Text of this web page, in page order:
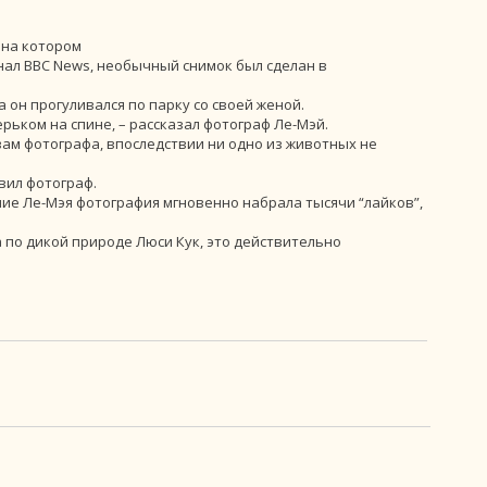
котором
BBС News, необычный снимок был сделан в
прогуливался по парку со своей женой.
на спине, – рассказал фотограф Ле-Мэй.
фотографа, впоследствии ни одно из животных не
фотограф.
Ле-Мэя фотография мгновенно набрала тысячи “лайков”,
дикой природе Люси Кук, это действительно